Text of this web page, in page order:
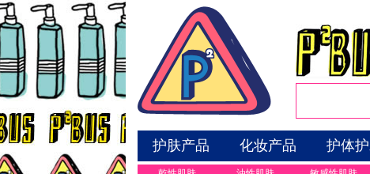
护肤产品 化妆产品 护体